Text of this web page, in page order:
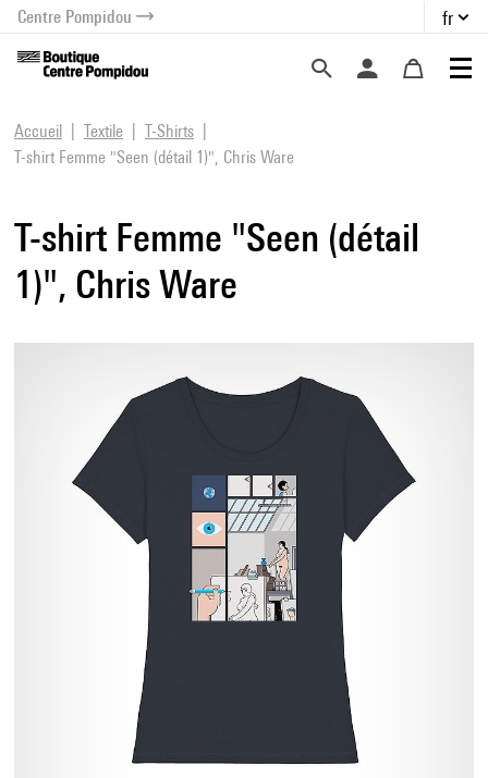
menu
contenu
Centre Pompidou fr
Accueil Textile
T-Shirts
T-shirt Femme "Seen (détail 1)", Chris Ware
T-shirt Femme "Seen (détail
1)", Chris Ware